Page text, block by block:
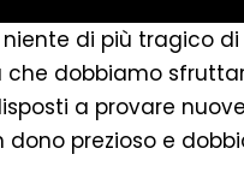
niente di più tragico
che dobbiamo
a provare
dono prezioso e